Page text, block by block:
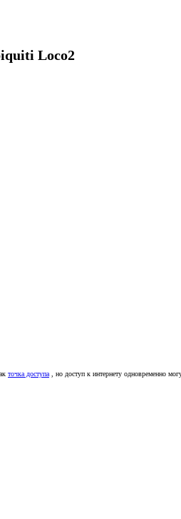
Loco2
точка доступа
, но доступ к интернету одновременно